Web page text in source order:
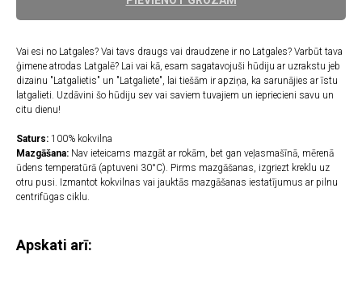
Vai esi no Latgales? Vai tavs draugs vai draudzene ir no Latgales? Varbūt tava
ģimene atrodas Latgalē? Lai vai kā, esam sagatavojuši hūdiju ar uzrakstu jeb
dizainu "Latgalietis" un "Latgaliete", lai tiešām ir apziņa, ka sarunājies ar īstu
latgalieti. Uzdāvini šo hūdiju sev vai saviem tuvajiem un iepriecieni savu un
citu dienu!
Saturs: 100% kokvilna
Mazgāšana: Nav ieteicams mazgāt ar rokām, bet gan veļasmašīnā, mērenā
ūdens temperatūrā (aptuveni 30°C). Pirms mazgāšanas, izgriezt kreklu uz
otru pusi. Izmantot kokvilnas vai jauktās mazgāšanas iestatījumus ar pilnu
centrifūgas ciklu.
Apskati arī: